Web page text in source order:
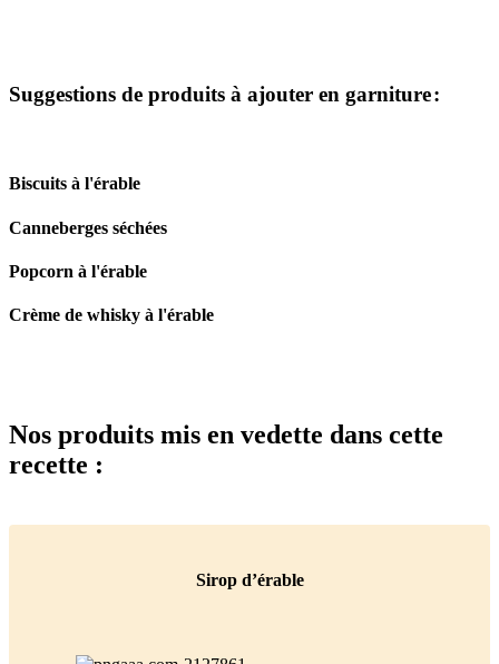
Suggestions de produits à ajouter en garniture :
Biscuits à l'érable
Canneberges séchées
Popcorn à l'érable
Crème de whisky à l'érable
Nos produits mis en vedette dans cette
recette :
Sirop d’érable